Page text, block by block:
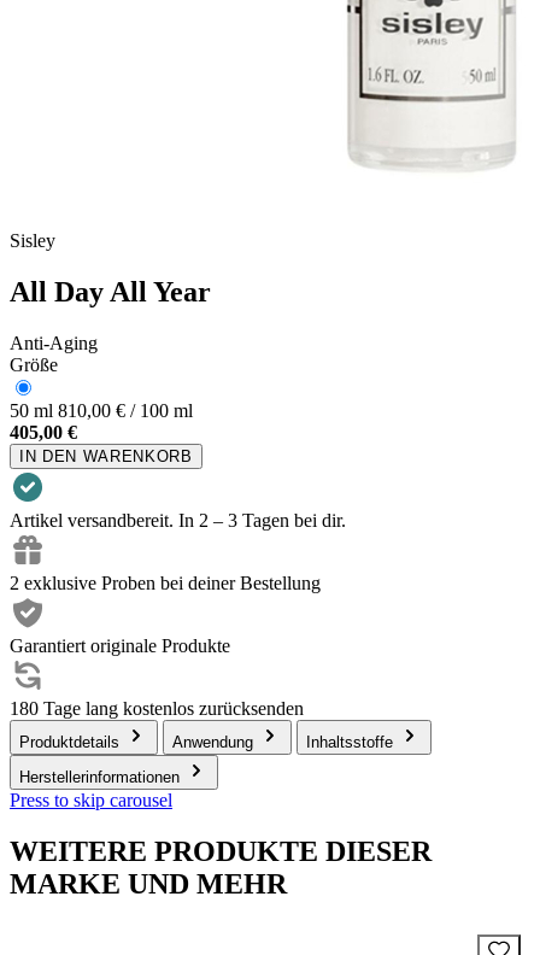
Sisley
All Day All Year
Anti-Aging
Größe
50 ml 810,00 € / 100 ml
405,00 €
IN DEN WARENKORB
Artikel versandbereit. In 2 – 3 Tagen bei dir.
2 exklusive Proben bei deiner Bestellung
Garantiert originale Produkte
180 Tage lang kostenlos zurücksenden
Produktdetails Anwendung
Inhaltsstoffe
Herstellerinformationen
Press to skip carousel
WEITERE PRODUKTE DIESER
MARKE UND MEHR